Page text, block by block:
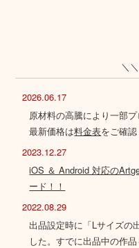
＼
2026.06.17
原材料の高騰により一部
最新価格は料金表をご確認
2023.12.27
iOS ＆ Android 対応の
ード！！
2022.08.29
出品設定時に「Lサイズの
した。すでに出品中の作